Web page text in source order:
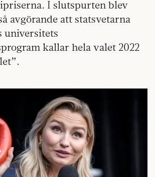
I slutspurten blev
avgörande att statsvetarna
universitets
kallar hela valet 2022